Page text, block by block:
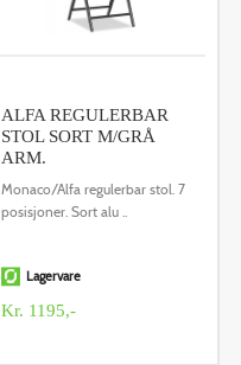
ALFA REGULERBAR
STOL SORT M/GRÅ
ARM.
Monaco/Alfa regulerbar stol. 7
posisjoner. Sort alu ..
Lagervare
Kr. 1195,-